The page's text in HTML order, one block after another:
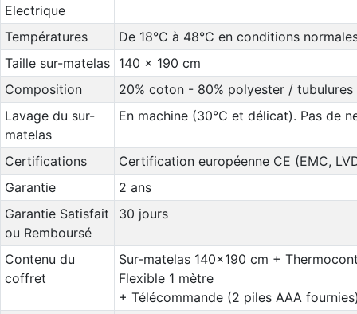
Electrique
Températures
De 18°C à 48°C en conditions
Taille sur-matelas
140 x 190 cm
Composition
20% coton - 80% polyester /
Lavage du sur-
matelas
En machine (30°C et délicat). Pas de
Certifications
Certification européenne CE (EMC,
Garantie
2 ans
Garantie Satisfait
ou Remboursé
30 jours
Contenu du
coffret
Sur-matelas 140x190 cm +
Flexible 1 mètre
+ Télécommande (2 piles AAA